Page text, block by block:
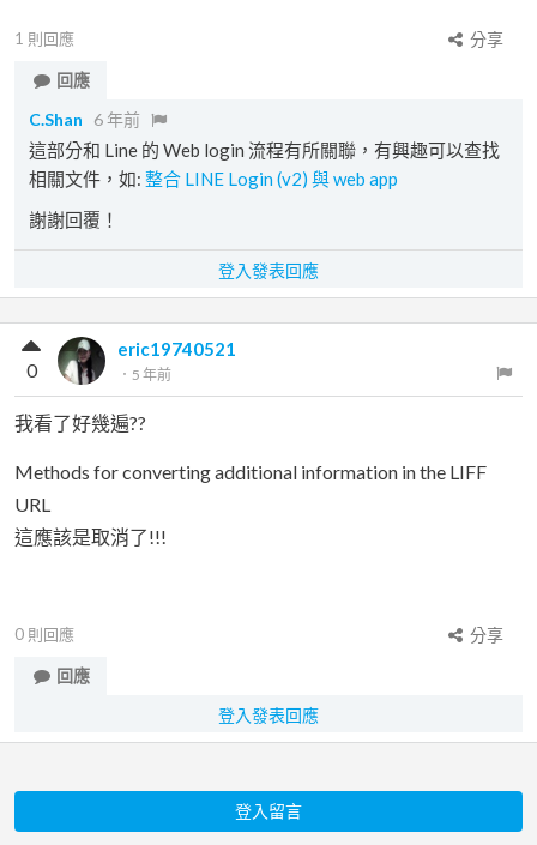
1 則回應
分享
回應
C.Shan
6 年前
這部分和 Line 的 Web login 流程有所關聯，有興趣可以查找
相關文件，如: 整合 LINE Login (v2) 與 web app
謝謝回覆！
登入發表回應
eric19740521
． 5 年前
0
我看了好幾遍??
Methods for converting additional information in the LIFF
URL
這應該是取消了!!!
0 則回應
分享
回應
登入發表回應
登入留言